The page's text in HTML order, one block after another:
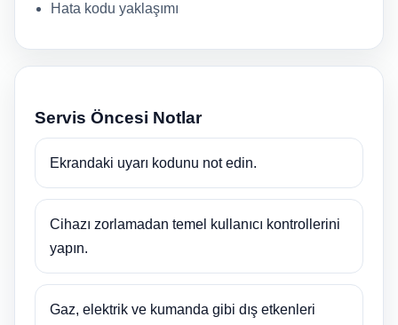
Hata kodu yaklaşımı
Servis Öncesi Notlar
Ekrandaki uyarı kodunu not edin.
Cihazı zorlamadan temel kullanıcı kontrollerini
yapın.
Gaz, elektrik ve kumanda gibi dış etkenleri